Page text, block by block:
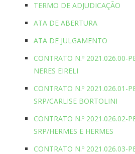
TERMO DE ADJUDICAÇÃO
ATA DE ABERTURA
ATA DE JULGAMENTO
CONTRATO N.º 2021.026.00-
NERES EIRELI
CONTRATO N.º 2021.026.01-
SRP/CARLISE BORTOLINI
CONTRATO N.º 2021.026.02-
SRP/HERMES E HERMES
CONTRATO N.º 2021.026.03-